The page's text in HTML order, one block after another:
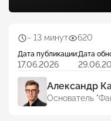
Александр
Основатель
Дата публикации:
17.06.2026
Дата
~ 13 минут 620